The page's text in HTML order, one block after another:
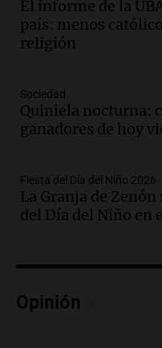
Audio. La
como
de un docente
Audio. Aumento
Luis a partir de
regulación de
Episodios
Audio.Gabriela
la población del
Episodios
Audio.
sobre la
El informe de la
país: menos
religión
Sociedad
Quiniela nocturna:
ganadores de hoy
Fiesta del Día del Niño 2026
La Granja de Zenón
del Día del Niño en
Opinión